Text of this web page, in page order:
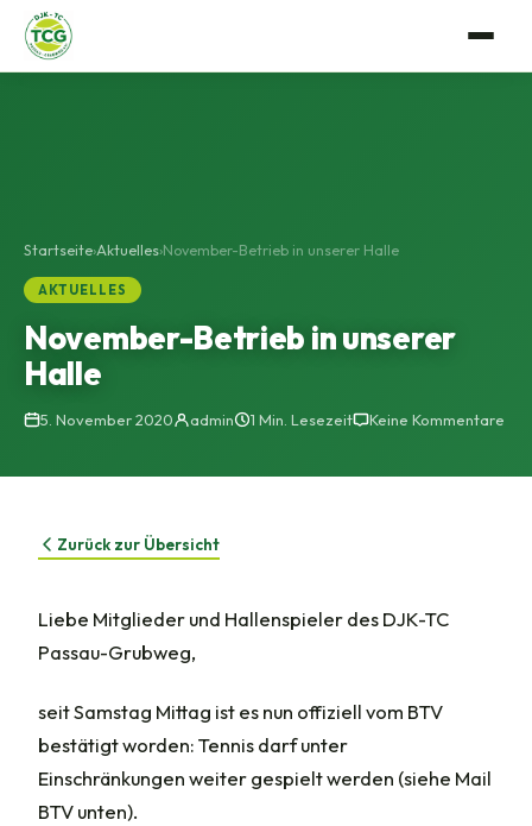
Vorstandschaft
Geschichte
Bildergalerie
Gastro
Platzbuchung
Startseite›Aktuelles›November-Betrieb in unserer Halle
AKTUELLES
November-Betrieb in unserer
Halle
5. November 2020 admin 1 Min. Lesezeit Keine Kommentare
Zurück zur Übersicht
Liebe Mitglieder und Hallenspieler des DJK-TC
Passau-Grubweg,
seit Samstag Mittag ist es nun offiziell vom BTV
bestätigt worden: Tennis darf unter
Einschränkungen weiter gespielt werden (siehe Mail
BTV unten).